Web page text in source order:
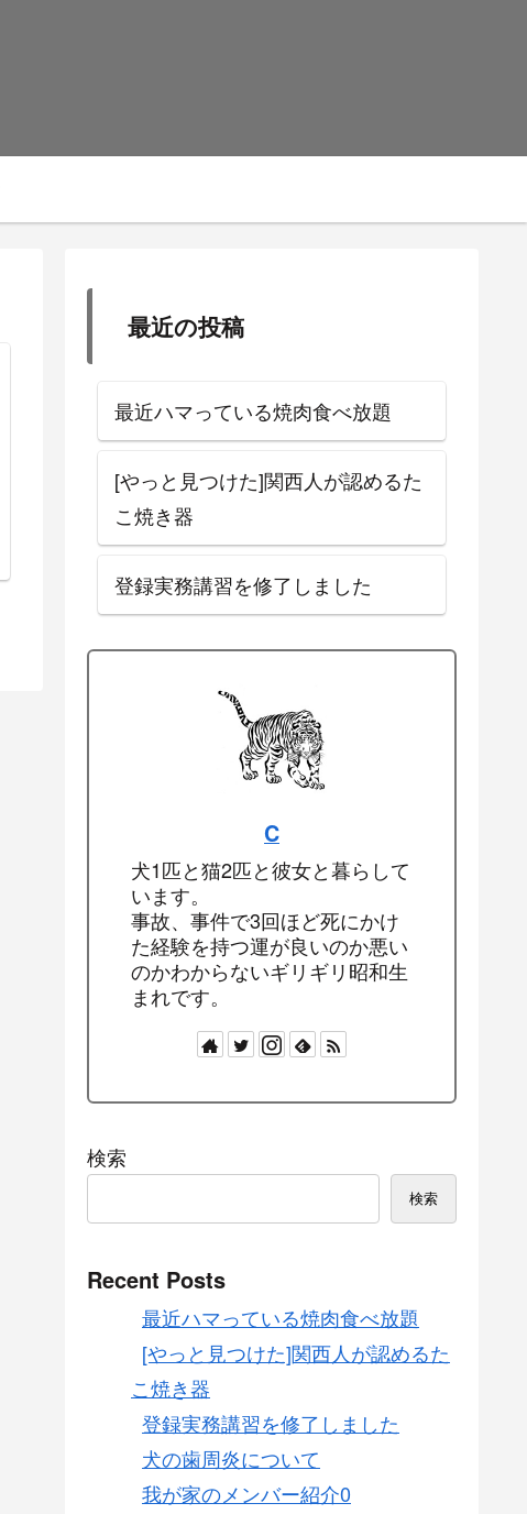
最近の投稿
最近ハマっている焼肉食べ放題
[やっと見つけた]関西人が認めるた
こ焼き器
登録実務講習を修了しました
C
犬1匹と猫2匹と彼女と暮らして
います。
事故、事件で3回ほど死にかけ
た経験を持つ運が良いのか悪い
のかわからないギリギリ昭和生
まれです。
検索
検索
Recent Posts
最近ハマっている焼肉食べ放題
[やっと見つけた]関西人が認めるた
こ焼き器
登録実務講習を修了しました
犬の歯周炎について
我が家のメンバー紹介0